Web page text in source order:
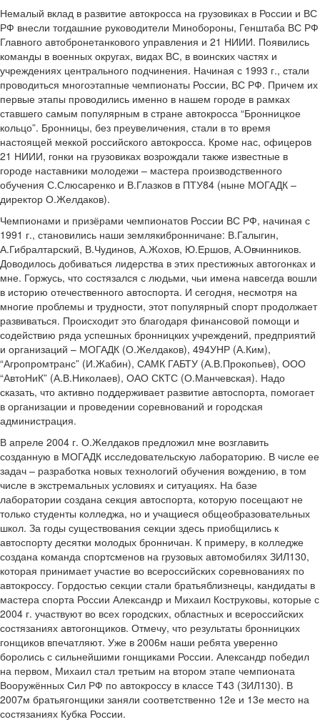
Немалый вклад в развитие автокросса на грузовиках в России и ВС
РФ внесли тогдашние руководители Минобороны, Генштаба ВС РФ
Главного автобронетанкового управления и 21 НИИИ. Появились
команды в военных округах, видах ВС, в воинских частях и
учреждениях центрального подчинения. Начиная с 1993 г., стали
проводиться многоэтапные чемпионаты России, ВС РФ. Причем их
первые этапы проводились именно в нашем городе в рамках
ставшего самым популярным в стране автокросса “Бронницкое
кольцо”. Бронницы, без преувеличения, стали в то время
настоящей меккой российского автокросса. Кроме нас, офицеров
21 НИИИ, гонки на грузовиках возрождали также известные в
городе наставники молодежи – мастера производственного
обучения С.Слюсаренко и В.Глазков в ПТУ­84 (ныне МОГАДК –
директор О.Желдаков).
Чемпионами и призёрами чемпионатов России ВС РФ, начиная с
1991 г., становились наши земляки­бронничане: В.Галыгин,
А.Гибралтарский, В.Чудинов, А.Жохов, Ю.Ершов, А.Овчинников.
Доводилось добиваться лидерства в этих престижных автогонках и
мне. Горжусь, что состязался с людьми, чьи имена навсегда вошли
в историю отечественного автоспорта. И сегодня, несмотря на
многие проблемы и трудности, этот популярный спорт продолжает
развиваться. Происходит это благодаря финансовой помощи и
содействию ряда успешных бронницких учреждений, предприятий
и организаций – МОГАДК (О.Желдаков), 494­УНР (А.Ким),
“Агропромтранс” (И.Жабин), САМК ГАБТУ (А.В.Прокопьев), ООО
“АвтоНиК” (А.В.Николаев), ОАО СКТС (О.Манчевская). Надо
сказать, что активно поддерживает развитие автоспорта, помогает
в организации и проведении соревнований и городская
администрация.
В апреле 2004 г. О.Желдаков предложил мне возглавить
созданную в МОГАДК исследовательскую лабораторию. В числе ее
задач – разработка новых технологий обучения вождению, в том
числе в экстремальных условиях и ситуациях. На базе
лаборатории создана секция автоспорта, которую посещают не
только студенты колледжа, но и учащиеся общеобразовательных
школ. За годы существования секции здесь приобщились к
автоспорту десятки молодых бронничан. К примеру, в колледже
создана команда спортсменов на грузовых автомобилях ЗИЛ­130,
которая принимает участие во всероссийских соревнованиях по
автокроссу. Гордостью секции стали братья­близнецы, кандидаты в
мастера спорта России Александр и Михаил Коструковы, которые с
2004 г. участвуют во всех городских, областных и всероссийских
состязаниях автогонщиков. Отмечу, что результаты бронницких
гонщиков впечатляют. Уже в 2006­м наши ребята уверенно
боролись с сильнейшими гонщиками России. Александр победил
на первом, Михаил стал третьим на втором этапе чемпионата
Вооружённых Сил РФ по автокроссу в классе Т4­3 (ЗИЛ­130). В
2007­м братья­гонщики заняли соответственно 12­е и 13­е место на
состязаниях Кубка России.